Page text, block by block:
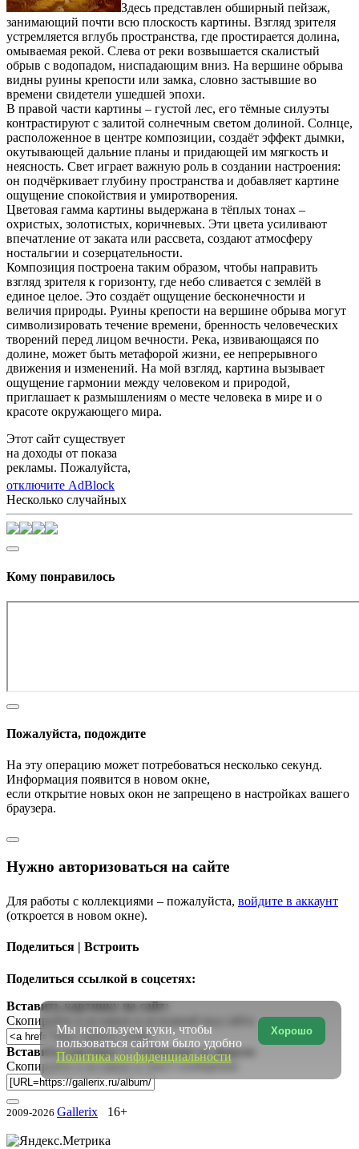
Здесь представлен обширный пейзаж,
занимающий почти всю плоскость картины. Взгляд зрителя
устремляется вглубь пространства, где простирается долина,
омываемая рекой. Слева от реки возвышается скалистый
обрыв с водопадом, ниспадающим вниз. На вершине обрыва
видны руины крепости или замка, словно застывшие во
времени свидетели ушедшей эпохи.
В правой части картины – густой лес, его тёмные силуэты
контрастируют с залитой солнечным светом долиной. Солнце,
расположенное в центре композиции, создаёт эффект дымки,
окутывающей дальние планы и придающей им мягкость и
неясность. Свет играет важную роль в создании настроения:
он подчёркивает глубину пространства и добавляет картине
ощущение спокойствия и умиротворения.
Цветовая гамма картины выдержана в тёплых тонах –
охристых, золотистых, коричневых. Эти цвета усиливают
впечатление от заката или рассвета, создают атмосферу
ностальгии и созерцательности.
Композиция построена таким образом, чтобы направить
взгляд зрителя к горизонту, где небо сливается с землёй в
единое целое. Это создаёт ощущение бесконечности и
величия природы. Руины крепости на вершине обрыва могут
символизировать течение времени, бренность человеческих
творений перед лицом вечности. Река, извивающаяся по
долине, может быть метафорой жизни, ее непрерывного
движения и изменений. На мой взгляд, картина вызывает
ощущение гармонии между человеком и природой,
приглашает к размышлениям о месте человека в мире и о
красоте окружающего мира.
Этот сайт существует
на доходы от показа
рекламы. Пожалуйста,
отключите AdBlock
Несколько случайных
Кому понравилось
Пожалуйста, подождите
На эту операцию может потребоваться несколько секунд.
Информация появится в новом окне,
если открытие новых окон не запрещено в настройках вашего
браузера.
Нужно авторизоваться на сайте
Для работы с коллекциями – пожалуйста, войдите в аккаунт
(откроется в новом окне).
Поделиться | Встроить
Поделиться ссылкой в соцсетях:
Вставить картинку на сайт:
Скопируйте и вставьте в исходный код сайта
Вставить картинку в сообщение на форум:
Скопируйте и вставьте в текст сообщения
2009-2026 Gallerix 16+
Хорошо
Мы используем куки, чтобы
пользоваться сайтом было удобно
Политика конфиденциальности